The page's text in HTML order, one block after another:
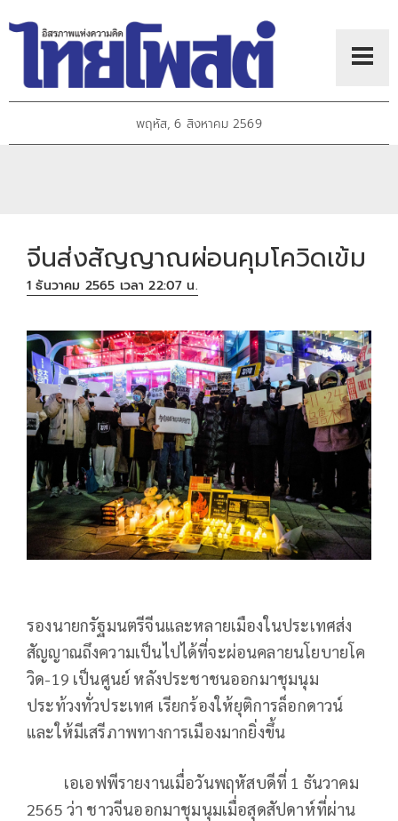
พฤหัส, 6 สิงหาคม 2569
จีนส่งสัญญาณผ่อนคุมโควิดเข้ม
1 ธันวาคม 2565 เวลา 22:07 น.
รองนายกรัฐมนตรีจีนและหลายเมืองในประเทศส่ง
สัญญาณถึงความเป็นไปได้ที่จะผ่อนคลายนโยบายโค
วิด-19 เป็นศูนย์ หลังประชาชนออกมาชุมนุม
ประท้วงทั่วประเทศ เรียกร้องให้ยุติการล็อกดาวน์
และให้มีเสรีภาพทางการเมืองมากยิ่งขึ้น
เอเอฟพีรายงานเมื่อวันพฤหัสบดีที่ 1 ธันวาคม
2565 ว่า ชาวจีนออกมาชุมนุมเมื่อสุดสัปดาห์ที่ผ่าน